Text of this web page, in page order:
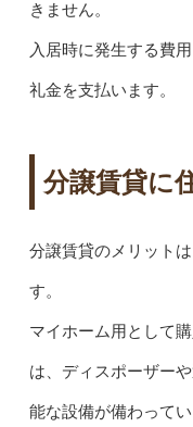
きません。
入居時に発生する費
礼金を支払います。
分譲賃貸に
分譲賃貸のメリット
す。
マイホーム用として
は、ディスポーザー
能な設備が備わってい